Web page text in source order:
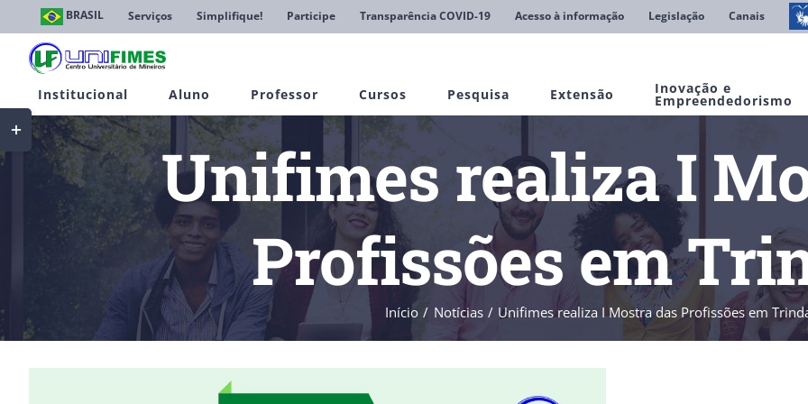
conteúdo
BRASIL Serviços Simplifique! Participe Transparência COVID-19 Acesso à informação Legislação Canais
Institucional Aluno Professor Cursos Pesquisa Extensão Inovação e
Empreendedorismo
Unifimes realiza I
Profissões em
Início Notícias Unifimes realiza I Mostra das Profissões em
Toggle
Sliding
Bar